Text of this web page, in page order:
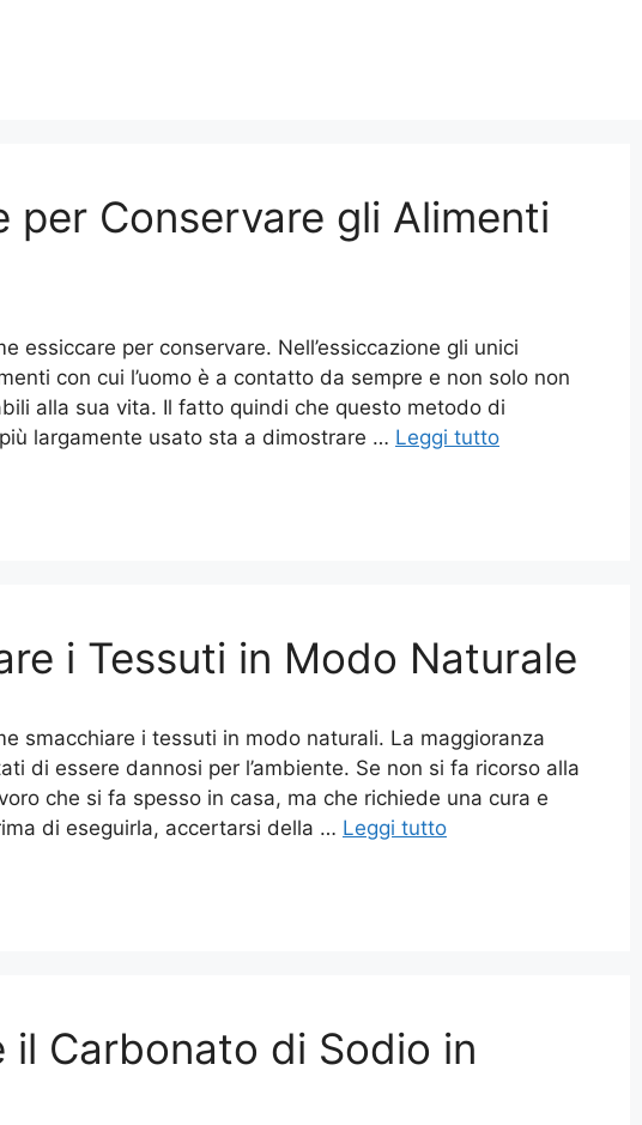
per Conservare gli Alimenti
essiccare per conservare. Nell’essiccazione gli unici
con cui l’uomo è a contatto da sempre e non solo non
alla sua vita. Il fatto quindi che questo metodo di
largamente usato sta a dimostrare … Leggi tutto
i Tessuti in Modo Naturale
smacchiare i tessuti in modo naturali. La maggioranza
di essere dannosi per l’ambiente. Se non si fa ricorso alla
che si fa spesso in casa, ma che richiede una cura e
di eseguirla, accertarsi della … Leggi tutto
il Carbonato di Sodio in